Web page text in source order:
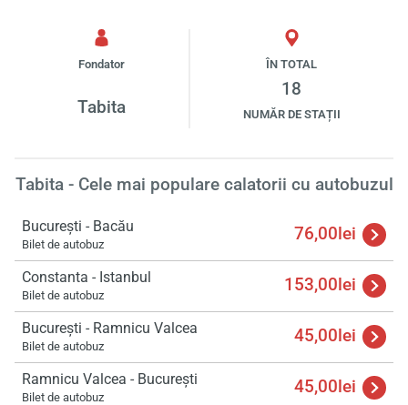
Fondator
Tabita
ÎN TOTAL
18
NUMĂR DE STAȚII
Tabita - Cele mai populare calatorii cu autobuzul
București - Bacău
Bilet de autobuz 76,00lei
Constanta - Istanbul
Bilet de autobuz 153,00lei
București - Ramnicu Valcea
Bilet de autobuz 45,00lei
Ramnicu Valcea - București
Bilet de autobuz 45,00lei